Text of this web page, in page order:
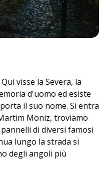
visse la Severa, la
d'uomo ed esiste
il suo nome. Si entra
Moniz, troviamo
di diversi famosi
lungo la strada si
degli angoli più